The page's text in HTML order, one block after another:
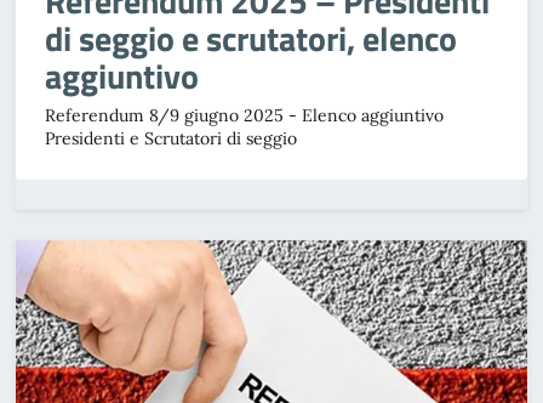
di seggio e scrutatori, elenco
aggiuntivo
Referendum 8/9 giugno 2025 - Elenco aggiuntivo
Presidenti e Scrutatori di seggio